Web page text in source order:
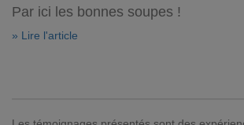
Par ici les bonnes soupes !
» Lire l'article